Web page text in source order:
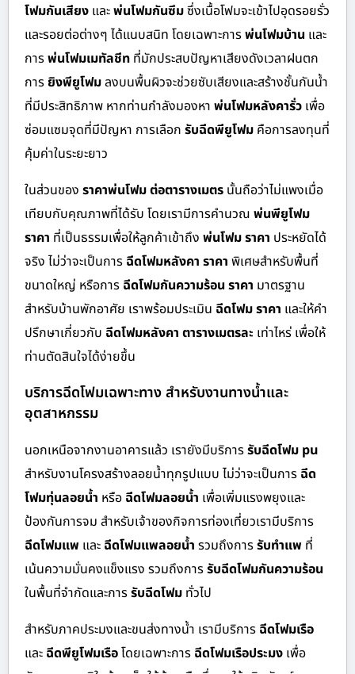
โฟมกันเสียง และพ่นโฟมกันซึมซึ่งเนื้อโฟมจะเข้าไปอุดรอยรั่ว
และรอยต่อต่างๆ ได้แนบสนิท โดยเฉพาะการพ่นโฟมบ้าน และ
การพ่นโฟมเมทัลชีท ที่มักประสบปัญหาเสียงดังเวลาฝนตก
การยิงพียูโฟมลงบนพื้นผิวจะช่วยซับเสียงและสร้างชั้นกันน้ำ
ที่มีประสิทธิภาพ หากท่านกำลังมองหา พ่นโฟมหลังคารั่ว เพื่อ
ซ่อมแซมจุดที่มีปัญหา การเลือก รับฉีดพียูโฟม คือการลงทุนที่
คุ้มค่าในระยะยาว
ในส่วนของ ราคาพ่นโฟม ต่อตารางเมตร นั้นถือว่าไม่แพงเมื่อ
เทียบกับคุณภาพที่ได้รับ โดยเรามีการคำนวณ พ่นพียูโฟม
ราคา ที่เป็นธรรมเพื่อให้ลูกค้าเข้าถึง พ่นโฟม ราคา ประหยัดได้
จริง ไม่ว่าจะเป็นการ ฉีดโฟมหลังคา ราคา พิเศษสำหรับพื้นที่
ขนาดใหญ่ หรือการ ฉีดโฟมกันความร้อน ราคา มาตรฐาน
สำหรับบ้านพักอาศัย เราพร้อมประเมิน ฉีดโฟม ราคา และให้คำ
ปรึกษาเกี่ยวกับ ฉีดโฟมหลังคา ตารางเมตรละ เท่าไหร่ เพื่อให้
ท่านตัดสินใจได้ง่ายขึ้น
บริการฉีดโฟมเฉพาะทาง สำหรับงานทางน้ำและ
อุตสาหกรรม
นอกเหนือจากงานอาคารแล้ว เรายังมีบริการรับฉีดโฟม pu
สำหรับงานโครงสร้างลอยน้ำทุกรูปแบบ ไม่ว่าจะเป็นการ ฉีด
โฟมทุ่นลอยน้ำ หรือ ฉีดโฟมลอยน้ำ เพื่อเพิ่มแรงพยุงและ
ป้องกันการจม สำหรับเจ้าของกิจการท่องเที่ยวเรามีบริการ
ฉีดโฟมแพ และ ฉีดโฟมแพลอยน้ำ รวมถึงการรับทำแพ ที่
เน้นความมั่นคงแข็งแรง รวมถึงการรับฉีดโฟมกันความร้อน
ในพื้นที่จำกัดและการรับฉีดโฟม ทั่วไป
สำหรับภาคประมงและขนส่งทางน้ำ เรามีบริการ ฉีดโฟมเรือ
และ ฉีดพียูโฟมเรือโดยเฉพาะการ ฉีดโฟมเรือประมง เพื่อ